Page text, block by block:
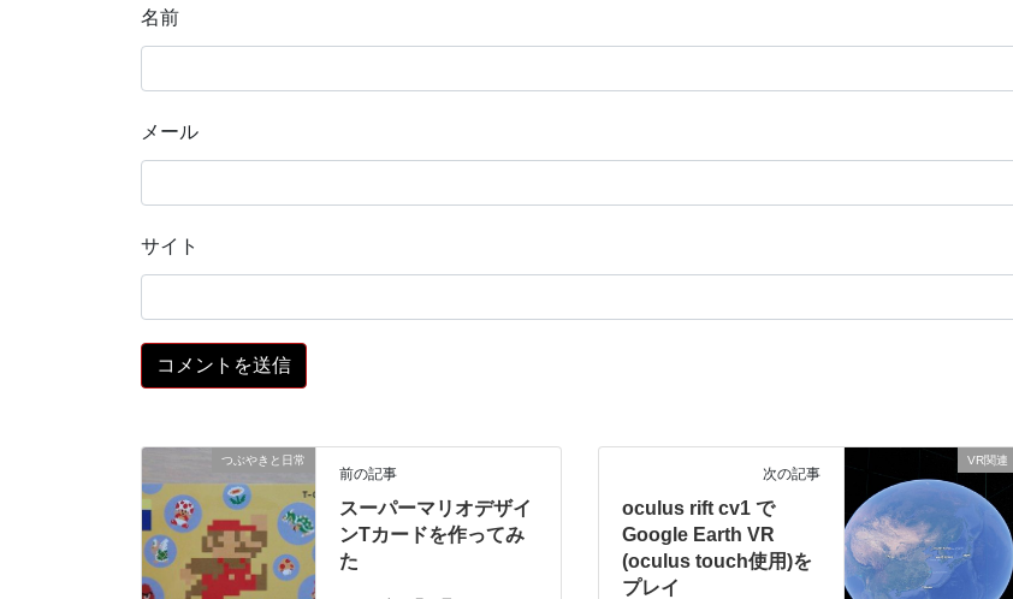
名前
メール
サイト
つぶやきと日常
前の記事
スーパーマリオデザイ
ンTカードを作ってみ
た
VR関連
次の記事
oculus rift cv1 で
Google Earth VR
(oculus touch使用)を
プレイ